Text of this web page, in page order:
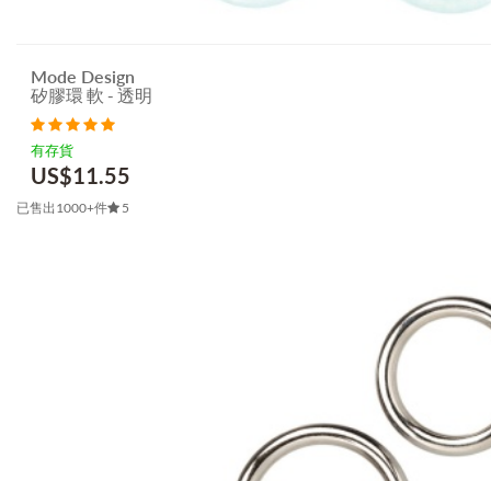
Mode Design
矽膠環 軟 - 透明
有存貨
US$11.55
已售出1000+件 5